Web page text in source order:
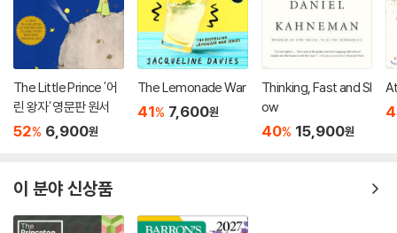
The Little Prince '어
린 왕자' 영문판 원서
52% 6,900원
The Lemonade War
41% 7,600원
Thinking, Fast and Sl
ow
40% 15,900원
이 분야 신상품